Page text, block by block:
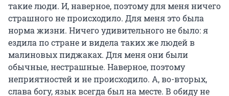
такие люди. И, наверное, поэтому для меня ничего
страшного не происходило. Для меня это была
норма жизни. Ничего удивительного не было: я
ездила по стране и видела таких же людей в
малиновых пиджаках. Для меня они были
обычные, нестрашные. Наверное, поэтому
неприятностей и не происходило. А, во-вторых,
слава богу, язык всегда был на месте. В обиду не